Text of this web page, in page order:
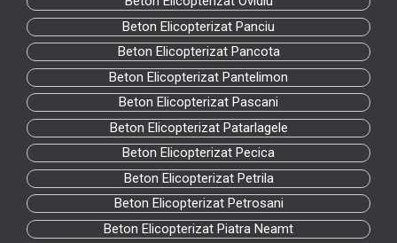
Beton Elicopterizat Panciu
Beton Elicopterizat Pancota
Beton Elicopterizat Pantelimon
Beton Elicopterizat Pascani
Beton Elicopterizat Patarlagele
Beton Elicopterizat Pecica
Beton Elicopterizat Petrila
Beton Elicopterizat Petrosani
Beton Elicopterizat Piatra Neamt